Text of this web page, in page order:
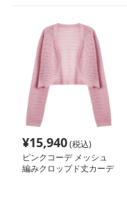
¥15,940(税込)
ピンクコーデ メッシュ
編みクロップド丈カーデ